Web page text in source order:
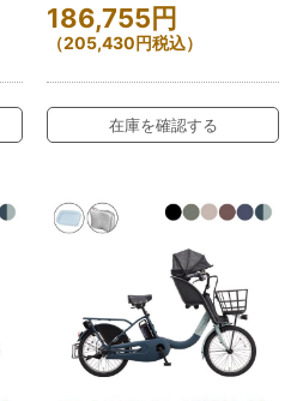
186,755円
（205,430円税込）
在庫を確認する